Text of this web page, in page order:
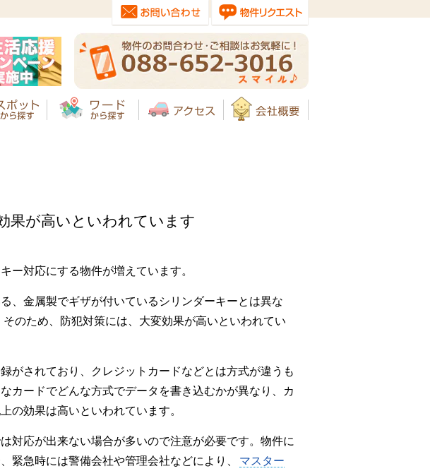
果が高いといわれています
ー対応にする物件が増えています。
、金属製でギザが付いているシリンダーキーとは異な
のため、防犯対策には、大変効果が高いといわれてい
がされており、クレジットカードなどとは方式が違うも
カードでどんな方式でデータを書き込むかが異なり、カ
の効果は高いといわれています。
対応が出来ない場合が多いので注意が必要です。物件に
緊急時には警備会社や管理会社などにより、
マスター